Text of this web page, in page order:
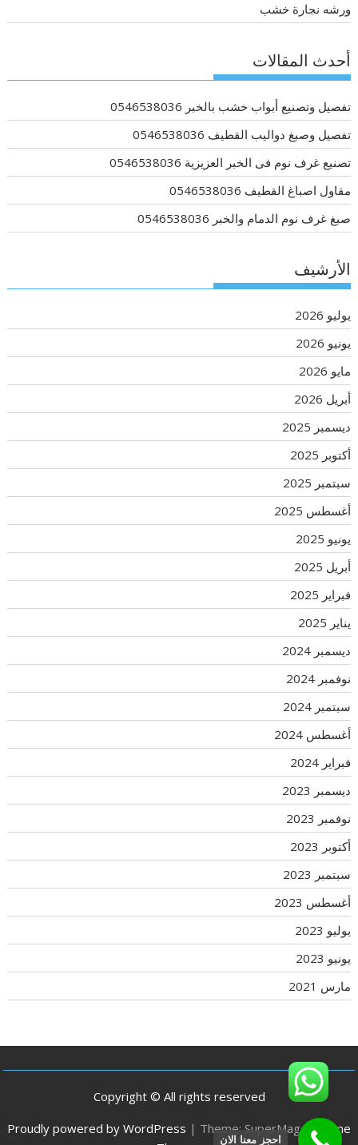
ورشه نجارة خشب
أحدث المقالات
تفصيل وتصنيع أبواب خشب بالخبر 0546538036
تفصيل وصبغ دواليب القطيف 0546538036
تصنيع غرف نوم فى الخبر العزيزية 0546538036
مقاول اصباغ القطيف 0546538036
صبغ غرف نوم الدمام والخبر 0546538036
الأرشيف
يوليو 2026
يونيو 2026
مايو 2026
أبريل 2026
ديسمبر 2025
أكتوبر 2025
سبتمبر 2025
أغسطس 2025
يونيو 2025
أبريل 2025
فبراير 2025
يناير 2025
ديسمبر 2024
نوفمبر 2024
سبتمبر 2024
أغسطس 2024
فبراير 2024
ديسمبر 2023
نوفمبر 2023
أكتوبر 2023
سبتمبر 2023
أغسطس 2023
يوليو 2023
يونيو 2023
مارس 2021
Copyright © All rights reserved
Proudly powered by WordPress | Theme: SuperMag by
Acme
احجز معنا الان